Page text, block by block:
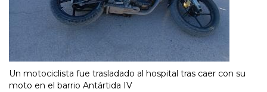
Un motociclista fue trasladado al hospital tras caer con su
moto en el barrio Antártida IV